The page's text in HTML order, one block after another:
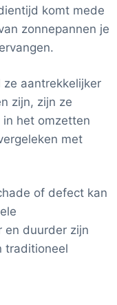
komt mede
zonnepannen je
aantrekkelijker
zijn, zijn ze
het omzetten
met
of defect kan
en duurder zijn
traditioneel